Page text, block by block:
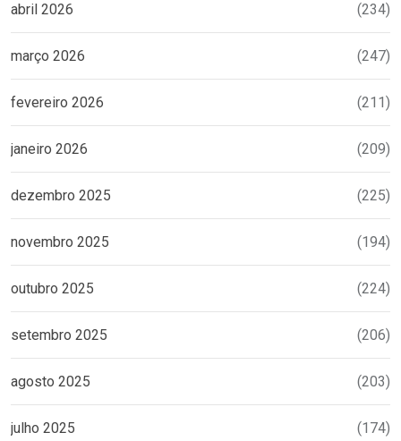
abril 2026 (234)
março 2026 (247)
fevereiro 2026 (211)
janeiro 2026 (209)
dezembro 2025 (225)
novembro 2025 (194)
outubro 2025 (224)
setembro 2025 (206)
agosto 2025 (203)
julho 2025 (174)